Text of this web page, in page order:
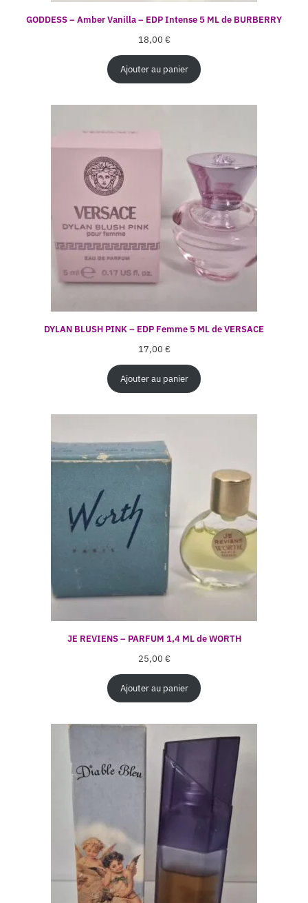
GODDESS – Amber Vanilla – EDP Intense 5 ML de BURBERRY
18,00 €
Ajouter au panier
DYLAN BLUSH PINK – EDP Femme 5 ML de VERSACE
17,00 €
Ajouter au panier
JE REVIENS – PARFUM 1,4 ML de WORTH
25,00 €
Ajouter au panier